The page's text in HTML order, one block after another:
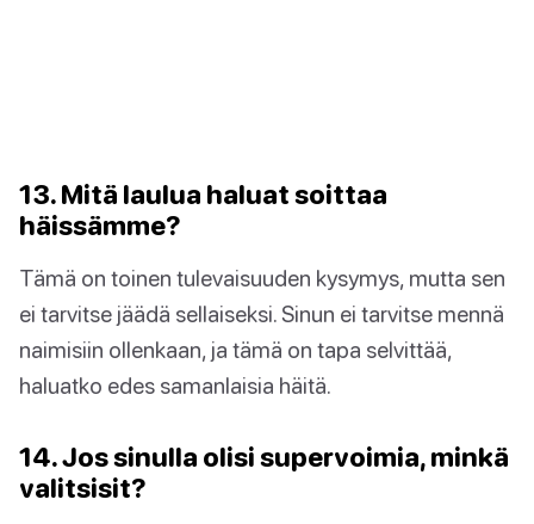
13. Mitä laulua haluat soittaa
häissämme?
Tämä on toinen tulevaisuuden kysymys, mutta sen
ei tarvitse jäädä sellaiseksi. Sinun ei tarvitse mennä
naimisiin ollenkaan, ja tämä on tapa selvittää,
haluatko edes samanlaisia häitä.
14. Jos sinulla olisi supervoimia, minkä
valitsisit?